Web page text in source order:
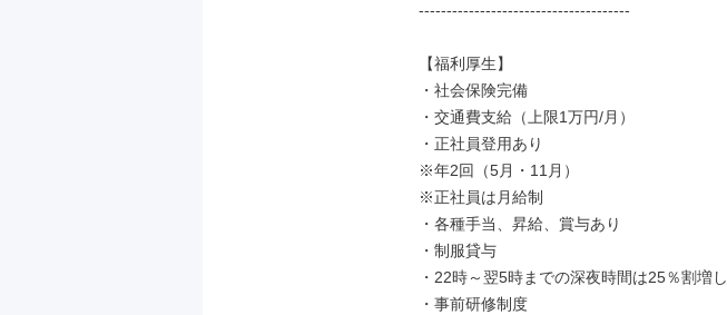
--------------------------------------
【福利厚生】
・社会保険完備
・交通費支給（上限1万円/月）
・正社員登用あり
※年2回（5月・11月）
※正社員は月給制
・各種手当、昇給、賞与あり
・制服貸与
・22時～翌5時までの深夜時間は25％割増し
・事前研修制度